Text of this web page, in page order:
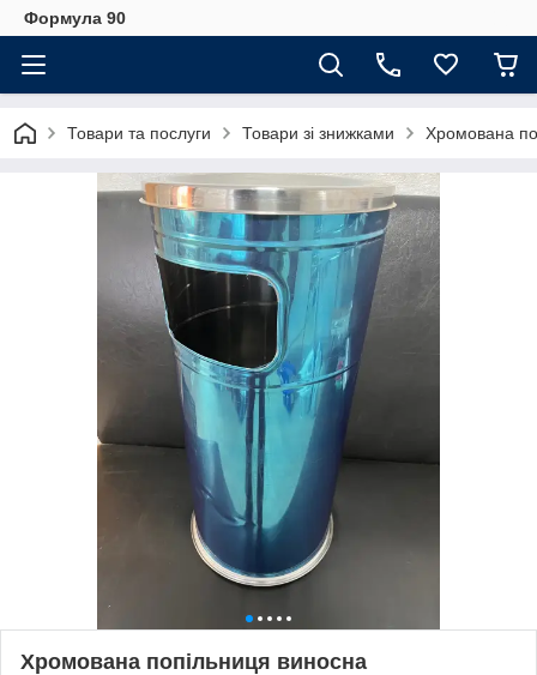
Формула 90
Товари та послуги Товари зі знижками Хромована
Хромована попільниця виносна